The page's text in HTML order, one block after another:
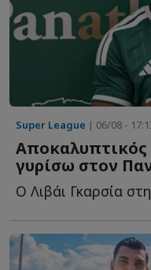
Super League | 06/08 -
Αποκαλυπτικός
γυρίσω στον